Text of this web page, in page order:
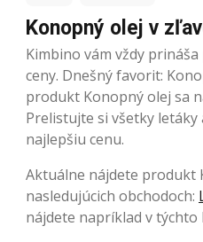
Konopný olej v
Kimbino vám vždy
ceny. Dnešný favorit:
produkt Konopný olej sa
Prelistujte si všetky letáky
najlepšiu cenu.
Aktuálne nájdete produkt
nasledujúcich obchodoch:
nájdete napríklad v týchto